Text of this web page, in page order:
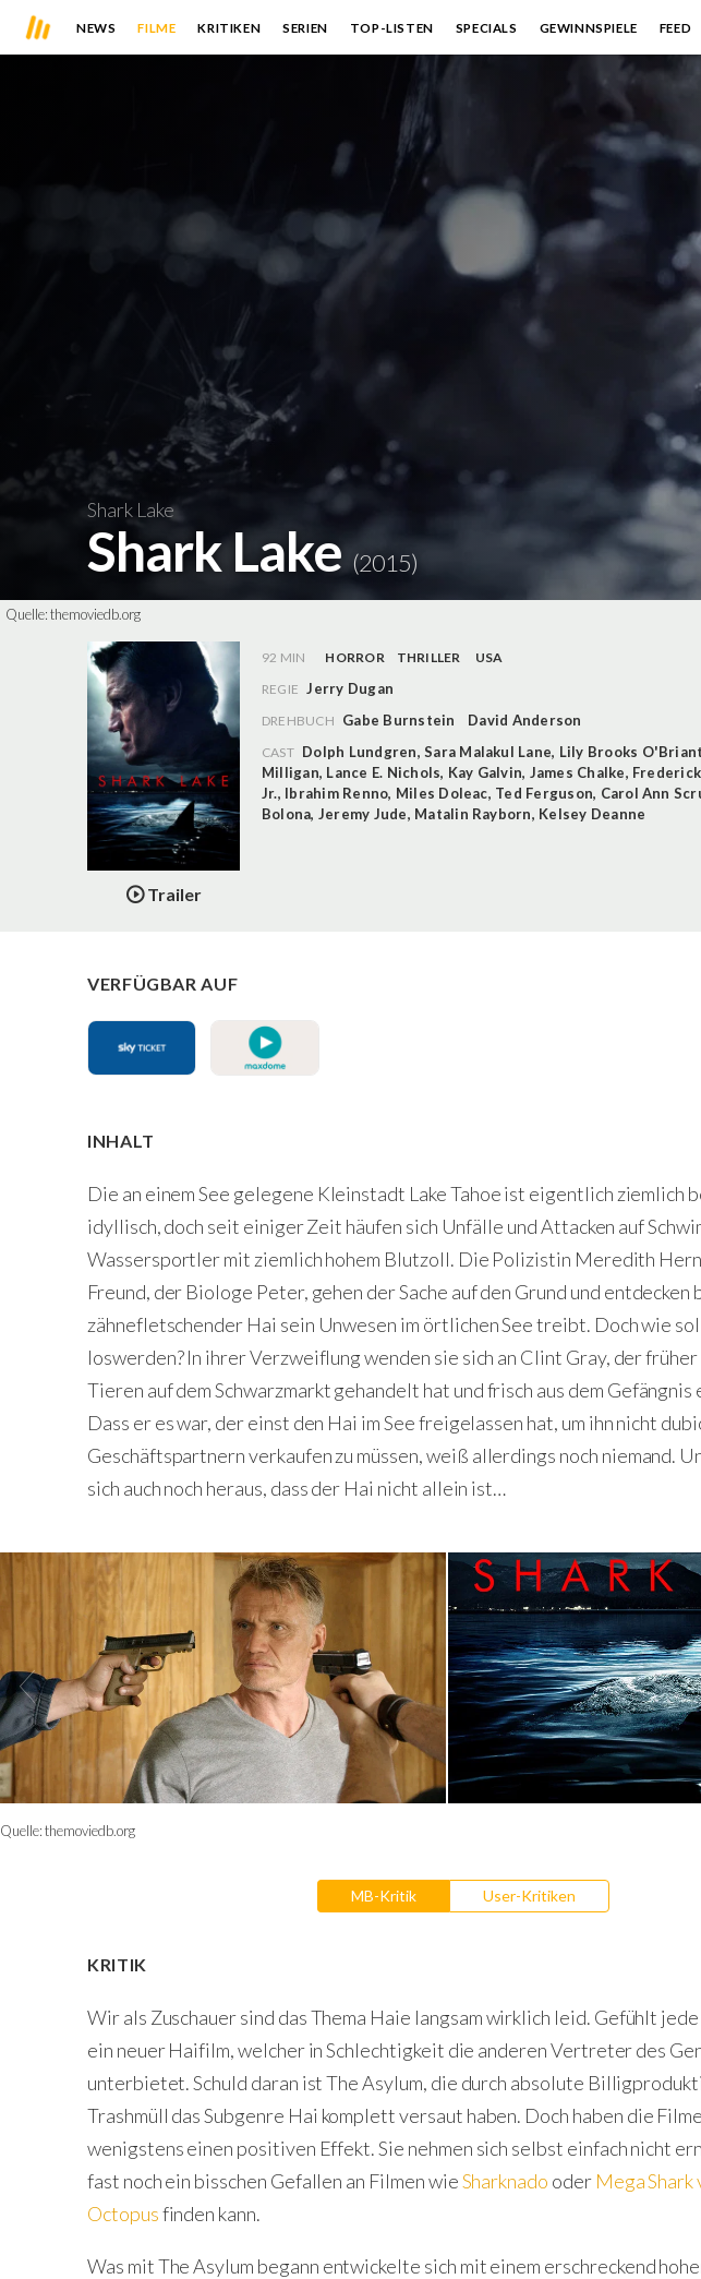
NEWS FILME KRITIKEN SERIEN TOP-LISTEN SPECIALS GEWINNSPIELE FEED
Shark Lake
Shark Lake(2015)
Quelle:themoviedb.org
Trailer
92 MIN HORROR THRILLER
USA
REGIE Jerry Dugan
DREHBUCH Gabe Burnstein David Anderson
CAST Dolph Lundgren,Sara Malakul Lane, Lily Brooks
Milligan, Lance E. Nichols, Kay Galvin, James Chalke,
Jr., Ibrahim Renno, Miles Doleac, Ted Ferguson, Carol Ann
Bolona, Jeremy Jude, Matalin Rayborn, Kelsey Deanne
VERFÜGBAR AUF
INHALT
Die an einem See gelegene Kleinstadt Lake Tahoe ist eigentlich ziemlich
idyllisch, doch seit einiger Zeit häufen sich Unfälle und Attacken auf
Wassersportler mit ziemlich hohem Blutzoll. Die Polizistin Meredith
Freund, der Biologe Peter, gehen der Sache auf den Grund und entdecken
zähnefletschender Hai sein Unwesen im örtlichen See treibt. Doch wie
loswerden? In ihrer Verzweiflung wenden sie sich an Clint Gray, der
Tieren auf dem Schwarzmarkt gehandelt hat und frisch aus dem Gefängnis
Dass er es war, der einst den Hai im See freigelassen hat, um ihn nicht
Geschäftspartnern verkaufen zu müssen, weiß allerdings noch niemand.
sich auch noch heraus, dass der Hai nicht allein ist…
Quelle:themoviedb.org
MB-Kritik User-Kritiken
KRITIK
Wir als Zuschauer sind das Thema Haie langsam wirklich leid. Gefühlt
ein neuer Haifilm, welcher in Schlechtigkeit die anderen Vertreter des
unterbietet. Schuld daran ist The Asylum, die durch absolute
Trashmüll das Subgenre Hai komplett versaut haben. Doch haben die
wenigstens einen positiven Effekt. Sie nehmen sich selbst einfach nicht
fast noch ein bisschen Gefallen an Filmen wieSharknado oder Mega Shark
Octopusfinden kann.
Was mit The Asylum begann entwickelte sich mit einem erschreckend